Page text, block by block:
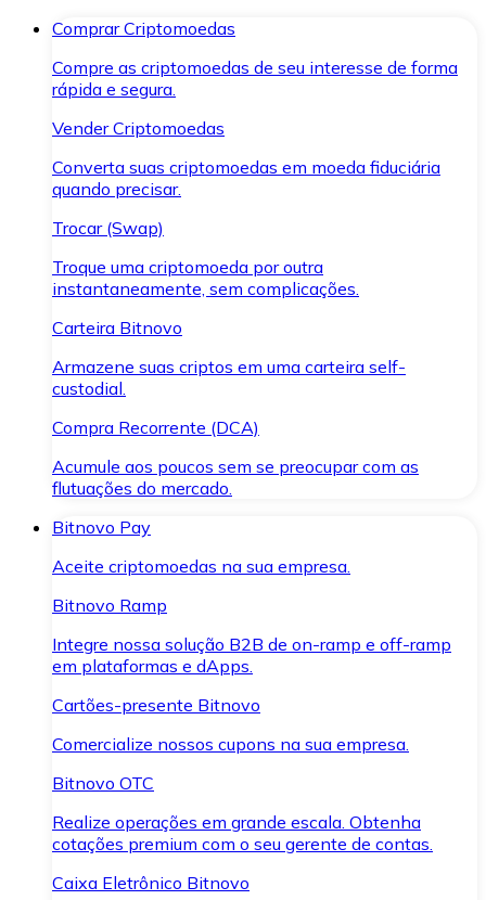
Comprar Criptomoedas
Compre as criptomoedas de seu interesse de forma
rápida e segura.
Vender Criptomoedas
Converta suas criptomoedas em moeda fiduciária
quando precisar.
Trocar (Swap)
Troque uma criptomoeda por outra
instantaneamente, sem complicações.
Carteira Bitnovo
Armazene suas criptos em uma carteira self-
custodial.
Compra Recorrente (DCA)
Acumule aos poucos sem se preocupar com as
flutuações do mercado.
Bitnovo Pay
Aceite criptomoedas na sua empresa.
Bitnovo Ramp
Integre nossa solução B2B de on-ramp e off-ramp
em plataformas e dApps.
Cartões-presente Bitnovo
Comercialize nossos cupons na sua empresa.
Bitnovo OTC
Realize operações em grande escala. Obtenha
cotações premium com o seu gerente de contas.
Caixa Eletrônico Bitnovo